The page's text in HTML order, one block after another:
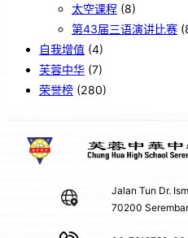
太空课程 (8)
第43届三语演讲比赛
自我增值 (4)
芙蓉中华 (7)
荣誉榜 (280)
Jalan Tun Dr.
70200